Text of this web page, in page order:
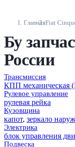
ГлавнаяFiat
Бу
России
Трансмиссия
КПП
Рулевое управление
рулевая рейка
Кузовщина
капот, зеркало
Электрика
блок управления
Подвеска